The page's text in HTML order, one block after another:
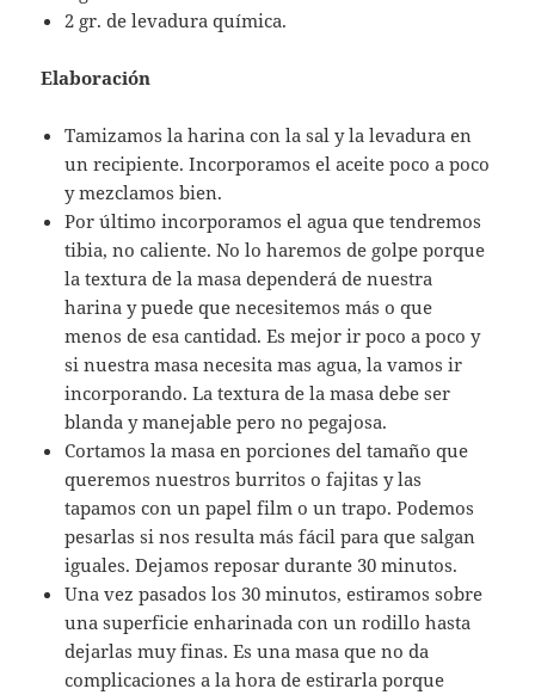
2 gr. de levadura química.
Elaboración
Tamizamos la harina con la sal y la levadura en
un recipiente. Incorporamos el aceite poco a poco
y mezclamos bien.
Por último incorporamos el agua que tendremos
tibia, no caliente. No lo haremos de golpe porque
la textura de la masa dependerá de nuestra
harina y puede que necesitemos más o que
menos de esa cantidad. Es mejor ir poco a poco y
si nuestra masa necesita mas agua, la vamos ir
incorporando. La textura de la masa debe ser
blanda y manejable pero no pegajosa.
Cortamos la masa en porciones del tamaño que
queremos nuestros burritos o fajitas y las
tapamos con un papel film o un trapo. Podemos
pesarlas si nos resulta más fácil para que salgan
iguales. Dejamos reposar durante 30 minutos.
Una vez pasados los 30 minutos, estiramos sobre
una superficie enharinada con un rodillo hasta
dejarlas muy finas. Es una masa que no da
complicaciones a la hora de estirarla porque